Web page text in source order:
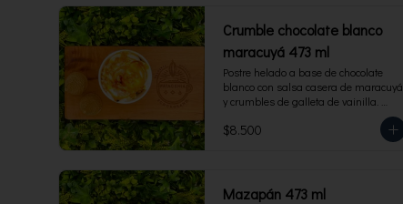
Crumble chocolate blanco
maracuyá 473 ml
Postre helado a base de chocolate
blanco con salsa casera de maracuyá
y crumbles de galleta de vainilla.
porciones.
$8.500
Mazapán 473 ml